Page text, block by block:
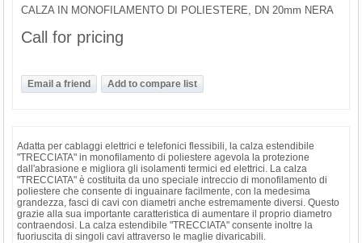
CALZA IN MONOFILAMENTO DI POLIESTERE, DN 20mm NERA
Call for pricing
Adatta per cablaggi elettrici e telefonici flessibili, la calza estendibile
"TRECCIATA" in monofilamento di poliestere agevola la protezione
dall'abrasione e migliora gli isolamenti termici ed elettrici. La calza
"TRECCIATA" è costituita da uno speciale intreccio di monofilamento di
poliestere che consente di inguainare facilmente, con la medesima
grandezza, fasci di cavi con diametri anche estremamente diversi. Questo
grazie alla sua importante caratteristica di aumentare il proprio diametro
contraendosi. La calza estendibile "TRECCIATA" consente inoltre la
fuoriuscita di singoli cavi attraverso le maglie divaricabili.